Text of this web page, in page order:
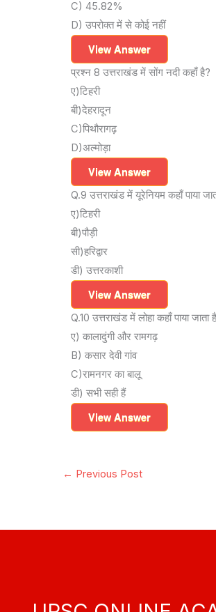
C) 45.82%
D) उपरोक्त में से कोई नहीं
View Answer
प्रश्न 8 उत्तराखंड में सोंग नदी कहाँ है?
ए)टिहरी
बी)देहरादून
C)पिथौरागढ़
D)अल्मोड़ा
View Answer
Q.9 उत्तराखंड में यूरेनियम कहाँ पाया
ए)टिहरी
बी)पौड़ी
सी)हरिद्वार
डी) उत्तरकाशी
View Answer
Q.10 उत्तराखंड में लोहा कहाँ पाया जाता
ए) कालादुंगी और रामगढ़
B) कसार देवी गांव
C)रामनगर का बालू
डी) सभी सही हैं
View Answer
← Previous Post